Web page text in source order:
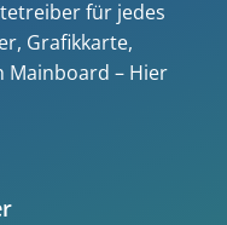
für jedes
Grafikkarte,
Mainboard – Hier